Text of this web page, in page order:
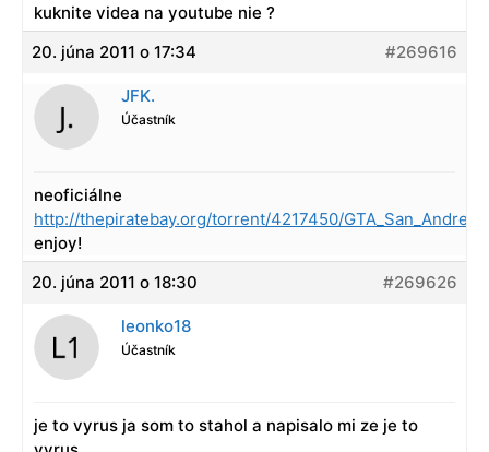
kuknite videa na youtube nie ?
20. júna 2011 o 17:34
#269616
JFK.
Účastník
neoficiálne
http://thepiratebay.org/torrent/4217450/
enjoy!
20. júna 2011 o 18:30
#269626
leonko18
Účastník
je to vyrus ja som to stahol a napisalo mi ze je to